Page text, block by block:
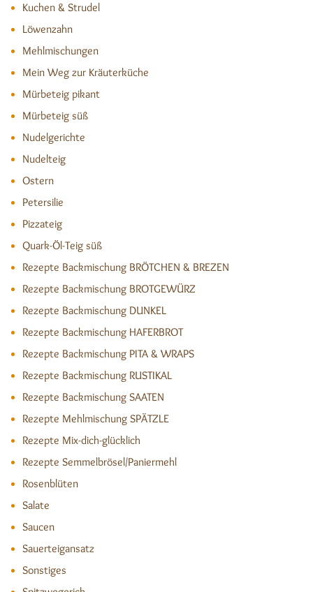
Kuchen & Strudel
Löwenzahn
Mehlmischungen
Mein Weg zur Kräuterküche
Mürbeteig pikant
Mürbeteig süß
Nudelgerichte
Nudelteig
Ostern
Petersilie
Pizzateig
Quark-Öl-Teig süß
Rezepte Backmischung BRÖTCHEN & BREZEN
Rezepte Backmischung BROTGEWÜRZ
Rezepte Backmischung DUNKEL
Rezepte Backmischung HAFERBROT
Rezepte Backmischung PITA & WRAPS
Rezepte Backmischung RUSTIKAL
Rezepte Backmischung SAATEN
Rezepte Mehlmischung SPÄTZLE
Rezepte Mix-dich-glücklich
Rezepte Semmelbrösel/Paniermehl
Rosenblüten
Salate
Saucen
Sauerteigansatz
Sonstiges